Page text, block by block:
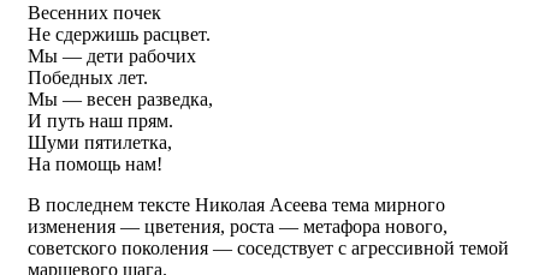
Весенних почек
Не сдержишь расцвет.
Мы — дети рабочих
Победных лет.
Мы — весен разведка,
И путь наш прям.
Шуми пятилетка,
На помощь нам!
В последнем тексте Николая Асеева тема мирного
изменения — цветения, роста — метафора нового,
советского поколения — соседствует с агрессивной темой
маршевого шага.